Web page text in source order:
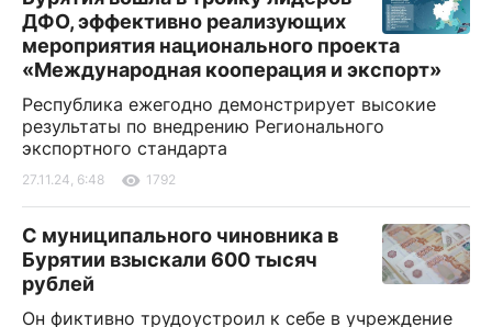
ДФО, эффективно реализующих
мероприятия национального проекта
«Международная кооперация и экспорт»
Республика ежегодно демонстрирует высокие
результаты по внедрению Регионального
экспортного стандарта
27.11.24, 6:48 1792
С муниципального чиновника в
Бурятии взыскали 600 тысяч
рублей
Он фиктивно трудоустроил к себе в учреждение